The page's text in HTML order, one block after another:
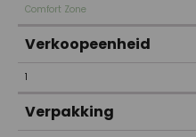
Comfort Zone
Verkoopeenheid
1
Verpakking